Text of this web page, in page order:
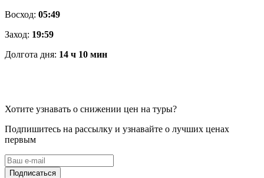
Восход: 05:49
Заход: 19:59
Долгота дня: 14 ч 10 мин
Хотите узнавать о снижении цен на туры?
Подпишитесь на рассылку и узнавайте о лучших ценах
первым
Подписаться